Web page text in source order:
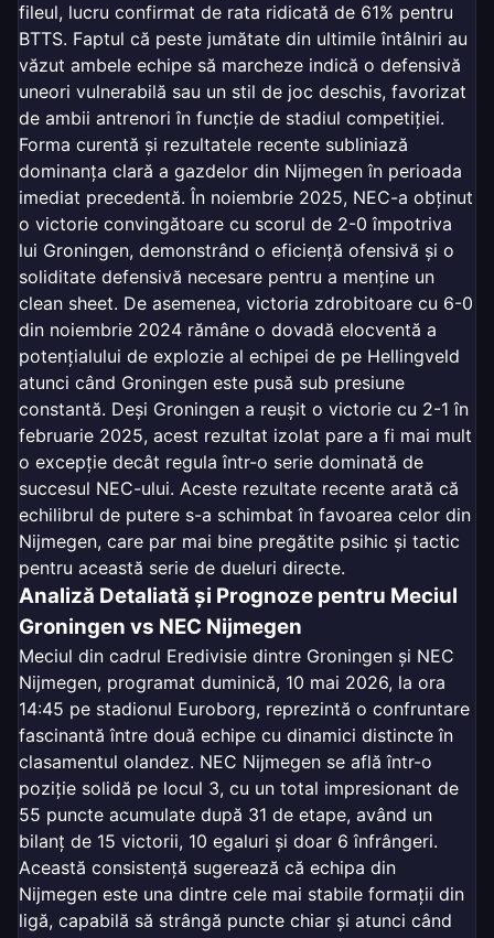
fileul, lucru confirmat de rata ridicată de 61% pentru
BTTS. Faptul că peste jumătate din ultimile întâlniri au
văzut ambele echipe să marcheze indică o defensivă
uneori vulnerabilă sau un stil de joc deschis, favorizat
de ambii antrenori în funcție de stadiul competiției.
Forma curentă și rezultatele recente subliniază
dominanța clară a gazdelor din Nijmegen în perioada
imediat precedentă. În noiembrie 2025, NEC-a obținut
o victorie convingătoare cu scorul de 2-0 împotriva
lui Groningen, demonstrând o eficiență ofensivă și o
soliditate defensivă necesare pentru a menține un
clean sheet. De asemenea, victoria zdrobitoare cu 6-0
din noiembrie 2024 rămâne o dovadă elocventă a
potențialului de explozie al echipei de pe Hellingveld
atunci când Groningen este pusă sub presiune
constantă. Deși Groningen a reușit o victorie cu 2-1 în
februarie 2025, acest rezultat izolat pare a fi mai mult
o excepție decât regula într-o serie dominată de
succesul NEC-ului. Aceste rezultate recente arată că
echilibrul de putere s-a schimbat în favoarea celor din
Nijmegen, care par mai bine pregătite psihic și tactic
pentru această serie de dueluri directe.
Analiză Detaliată și Prognoze pentru Meciul
Groningen vs NEC Nijmegen
Meciul din cadrul Eredivisie dintre Groningen și NEC
Nijmegen, programat duminică, 10 mai 2026, la ora
14:45 pe stadionul Euroborg, reprezintă o confruntare
fascinantă între două echipe cu dinamici distincte în
clasamentul olandez. NEC Nijmegen se află într-o
poziție solidă pe locul 3, cu un total impresionant de
55 puncte acumulate după 31 de etape, având un
bilanț de 15 victorii, 10 egaluri și doar 6 înfrângeri.
Această consistență sugerează că echipa din
Nijmegen este una dintre cele mai stabile formații din
ligă, capabilă să strângă puncte chiar și atunci când